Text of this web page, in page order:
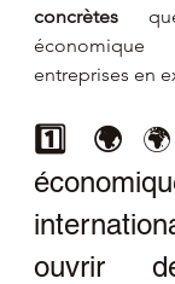
concrètes
entreprises en
1️⃣ 🌍
ouvrir